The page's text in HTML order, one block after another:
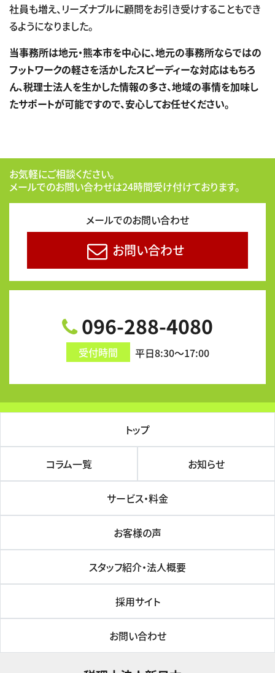
社員も増え、リーズナブルに顧問をお引き受けすることもでき
るようになりました。
当事務所は地元・熊本市を中心に、地元の事務所ならではの
フットワークの軽さを活かしたスピーディーな対応はもちろ
ん、税理士法人を生かした情報の多さ、地域の事情を加味し
たサポートが可能ですので、安心してお任せください。
お気軽にご相談ください。
メールでのお問い合わせは24時間受け付けております。
メールでのお問い合わせ
お問い合わせ
096-288-4080
受付時間 平日8:30～17:00
トップ
コラム一覧 お知らせ
サービス・料金
お客様の声
スタッフ紹介・法人概要
採用サイト
お問い合わせ